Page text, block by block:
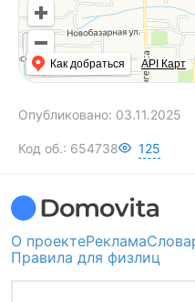
Как добраться API Карт
Опубликовано: 03.11.2025
Код об.: 654738 125
О проектеРеклама
Правила для физлиц